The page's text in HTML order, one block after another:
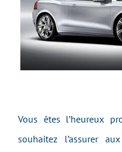
Vous êtes l’heureux
souhaitez l’assurer